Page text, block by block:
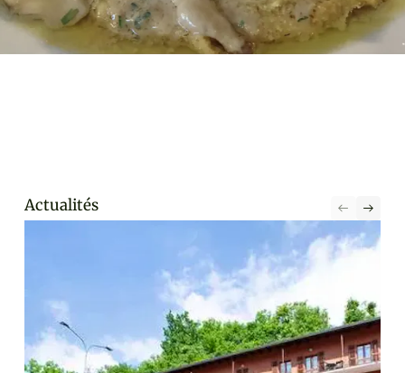
Actualités